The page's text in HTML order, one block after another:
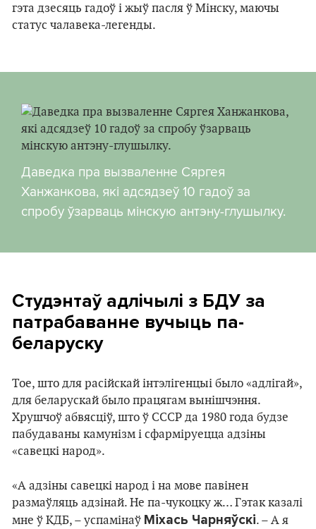
гэта дзесяць гадоў і жыў пасля ў Мінску, маючы
статус чалавека-легенды.
Даведка пра вызваленне Сяргея
Ханжанкова, які адсядзеў 10 гадоў за
спробу ўзарваць мінскую антэну-глушылку.
Студэнтаў адлічылі з БДУ за
патрабаванне вучыць па-
беларуску
Тое, што для расійскай інтэлігенцыі было «адлігай»,
для беларускай было працягам вынішчэння.
Хрушчоў абвясціў, што ў СССР да 1980 года будзе
пабудаваны камунізм і сфарміруецца адзіны
«савецкі народ».
«А адзіны савецкі народ і на мове павінен
размаўляць адзінай. Не па-чукоцку ж… Гэтак казалі
мне ў КДБ, – успамінаў Міхась Чарняўскі. – А я